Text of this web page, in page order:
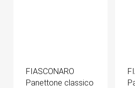
FIASCONARO
Panettone classico